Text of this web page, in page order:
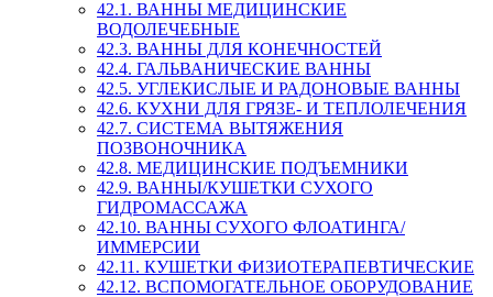
42.1. ВАННЫ МЕДИЦИНСКИЕ
ВОДОЛЕЧЕБНЫЕ
42.3. ВАННЫ ДЛЯ КОНЕЧНОСТЕЙ
42.4. ГАЛЬВАНИЧЕСКИЕ ВАННЫ
42.5. УГЛЕКИСЛЫЕ И РАДОНОВЫЕ ВАННЫ
42.6. КУХНИ ДЛЯ ГРЯЗЕ- И ТЕПЛОЛЕЧЕНИЯ
42.7. СИСТЕМА ВЫТЯЖЕНИЯ
ПОЗВОНОЧНИКА
42.8. МЕДИЦИНСКИЕ ПОДЪЕМНИКИ
42.9. ВАННЫ/КУШЕТКИ СУХОГО
ГИДРОМАССАЖА
42.10. ВАННЫ СУХОГО ФЛОАТИНГА/
ИММЕРСИИ
42.11. КУШЕТКИ ФИЗИОТЕРАПЕВТИЧЕСКИЕ
42.12. ВСПОМОГАТЕЛЬНОЕ ОБОРУДОВАНИЕ